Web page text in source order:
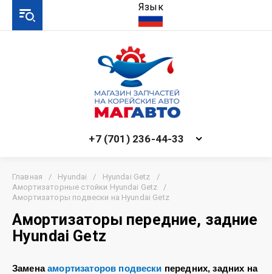
+7 (701) 236-44-33
Главная / Hyundai / Hyundai Getz
/
Амортизаторные стойки Hyundai Getz
/
Амортизаторы подвески на Hyundai Getz
Амортизаторы передние, задние
Hyundai Getz
Заменаамортизаторов подвески передних, задних на
Язык